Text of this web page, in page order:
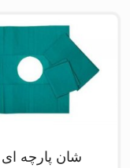
شان پارچه ای